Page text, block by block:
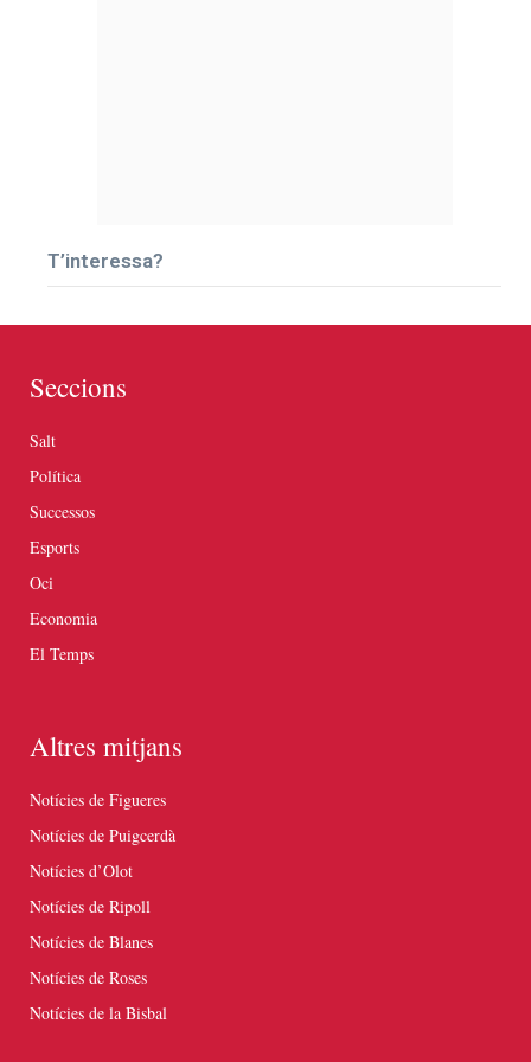
T’interessa?
Seccions
Salt
Política
Successos
Esports
Oci
Economia
El Temps
Altres mitjans
Notícies de Figueres
Notícies de Puigcerdà
Notícies d’Olot
Notícies de Ripoll
Notícies de Blanes
Notícies de Roses
Notícies de la Bisbal